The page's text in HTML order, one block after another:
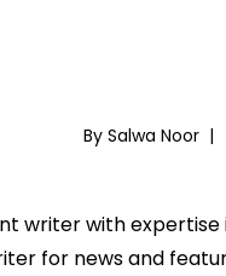
By Salwa Noor |
writer with
for news and